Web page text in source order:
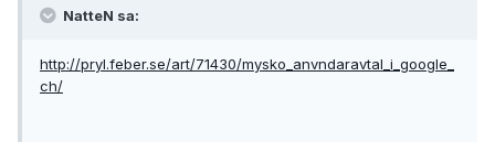
NatteN sa:
http://pryl.feber.se/art/71430/mysko_anvndaravtal_i_google_
ch/